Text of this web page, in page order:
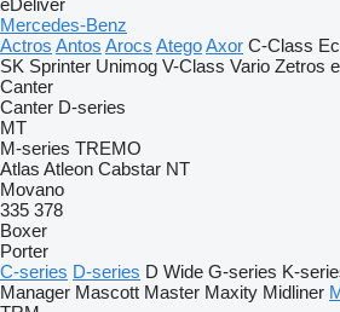
eDeliver
Mercedes-Benz
Actros Antos Arocs AtegoAxor C-Class
SK Sprinter Unimog V-Class Vario Zetros
Canter
Canter D-series
MT
M-series TREMO
Atlas Atleon Cabstar NT
Movano
335 378
Boxer
Porter
C-series D-series D Wide G-series K-
Manager Mascott Master Maxity Midliner